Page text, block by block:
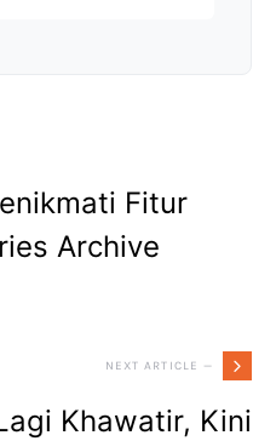
Fitur
Archive
NEXT ARTICLE —
Khawatir, Kini